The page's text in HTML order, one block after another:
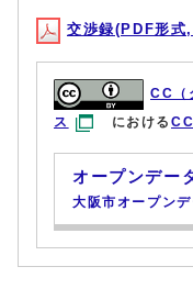
交渉録(PDF形
CC（
ス
における
オープンデー
大阪市オープン